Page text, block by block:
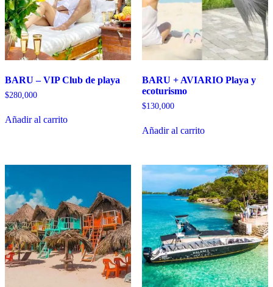
BARU – VIP Club de playa
$280,000
Añadir al carrito
BARU + AVIARIO Playa y
ecoturismo
$130,000
Añadir al carrito